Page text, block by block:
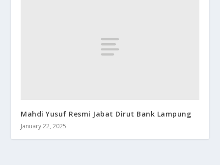
Mahdi Yusuf Resmi Jabat Dirut Bank Lampung
January 22, 2025